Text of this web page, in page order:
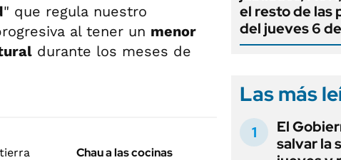
" que regula nuestro
al tener un menor
durante los meses de
Chau a las cocinas
el resto de las
del jueves 6
Las más
El
salvar la